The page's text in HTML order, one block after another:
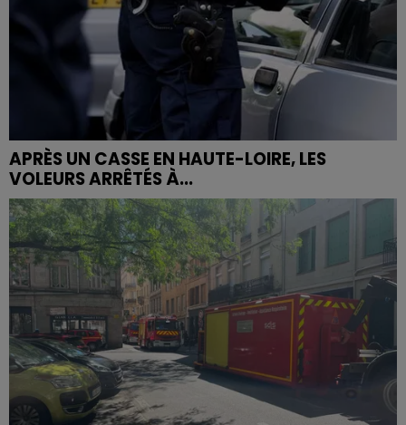
APRÈS UN CASSE EN HAUTE-LOIRE, LES
VOLEURS ARRÊTÉS À...